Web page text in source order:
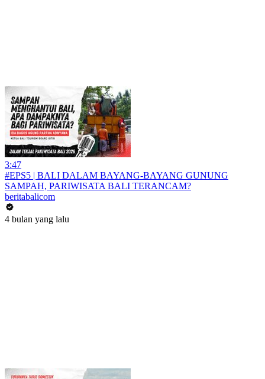
3:47
#EPS5 | BALI DALAM BAYANG-BAYANG GUNUNG
SAMPAH, PARIWISATA BALI TERANCAM?
beritabalicom
4 bulan yang lalu